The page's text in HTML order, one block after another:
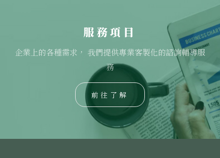
服務項目
企業上的各種需求， 我們提供專業客製化的諮詢輔導服
務
前往了解